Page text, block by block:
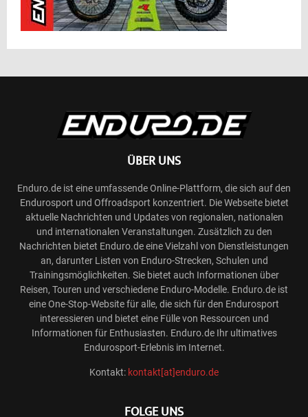
ÜBER UNS
Enduro.de ist eine umfassende Online-Plattform, die sich auf den
Endurosport und Offroadsport konzentriert. Die Webseite bietet
aktuelle Nachrichten und Updates von regionalen, nationalen
und internationalen Veranstaltungen. Zusätzlich zu den
Nachrichten bietet Enduro.de eine Vielzahl von Dienstleistungen
an, darunter Listen von Enduro-Strecken, Schulen und
Trainingsmöglichkeiten. Sie bietet auch Informationen über
Reisen, Touren und verschiedene Enduro-Modelle. Enduro.de ist
eine One-Stop-Website für alle, die sich für den Endurosport
interessieren und bietet eine Fülle von Ressourcen und
Informationen für Enthusiasten. Enduro.de Ihr ultimatives
Endurosport-Erlebnis im Internet.
Kontakt: kontakt[at]enduro.de
FOLGE UNS